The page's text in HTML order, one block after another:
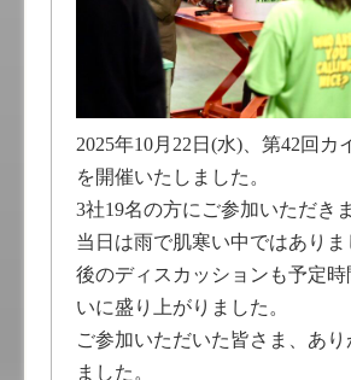
2025年10月22日(水)、第42回カ
を開催いたしました。
3社19名の方にご参加いただき
当日は雨で肌寒い中ではあり
後のディスカッションも予定
いに盛り上がりました。
ご参加いただいた皆さま、あ
ました。